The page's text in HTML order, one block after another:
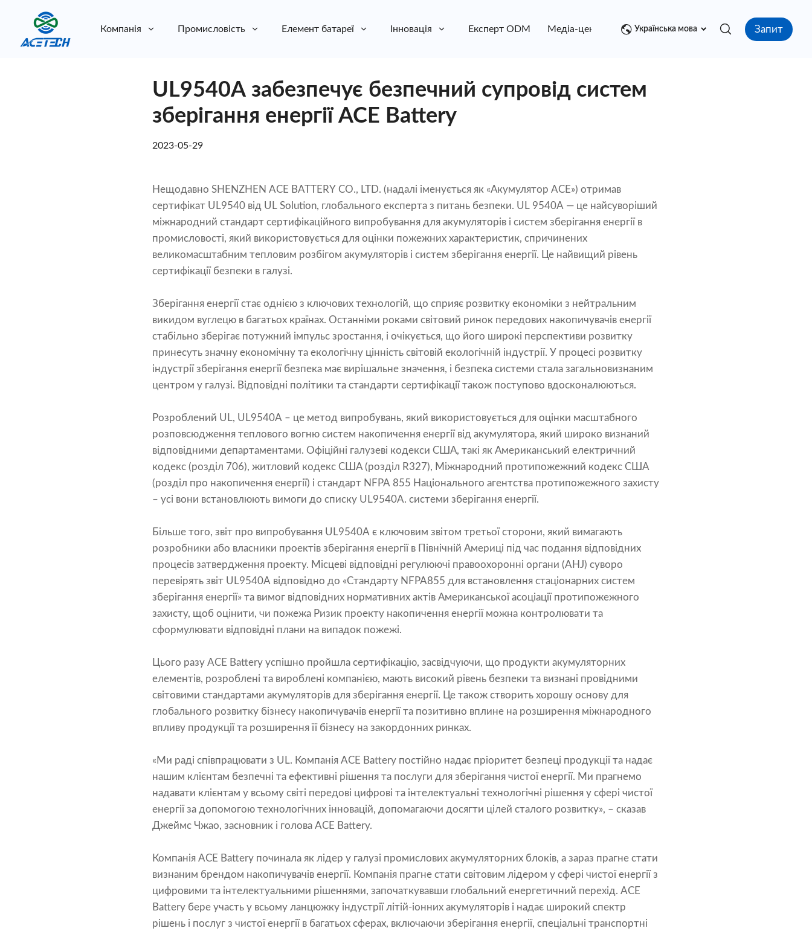
Компанія Промисловість Елемент батареї Інновація Експерт ODM Медіа-центр контакт
Українська мова Запит
UL9540A забезпечує безпечний супровід систем
зберігання енергії ACE Battery
2023-05-29
Нещодавно SHENZHEN ACE BATTERY CO., LTD. (надалі іменується як «Акумулятор ACE») отримав
сертифікат UL9540 від UL Solution, глобального експерта з питань безпеки. UL 9540A — це найсуворіший
міжнародний стандарт сертифікаційного випробування для акумуляторів і систем зберігання енергії в
промисловості, який використовується для оцінки пожежних характеристик, спричинених
великомасштабним тепловим розбігом акумуляторів і систем зберігання енергії. Це найвищий рівень
сертифікації безпеки в галузі.
Зберігання енергії стає однією з ключових технологій, що сприяє розвитку економіки з нейтральним
викидом вуглецю в багатьох країнах. Останніми роками світовий ринок передових накопичувачів енергії
стабільно зберігає потужний імпульс зростання, і очікується, що його широкі перспективи розвитку
принесуть значну економічну та екологічну цінність світовій екологічній індустрії. У процесі розвитку
індустрії зберігання енергії безпека має вирішальне значення, і безпека системи стала загальновизнаним
центром у галузі. Відповідні політики та стандарти сертифікації також поступово вдосконалюються.
Розроблений UL, UL9540A – це метод випробувань, який використовується для оцінки масштабного
розповсюдження теплового вогню систем накопичення енергії від акумулятора, який широко визнаний
відповідними департаментами. Офіційні галузеві кодекси США, такі як Американський електричний
кодекс (розділ 706), житловий кодекс США (розділ R327), Міжнародний протипожежний кодекс США
(розділ про накопичення енергії) і стандарт NFPA 855 Національного агентства протипожежного захисту
– усі вони встановлюють вимоги до списку UL9540A. системи зберігання енергії.
Більше того, звіт про випробування UL9540A є ключовим звітом третьої сторони, який вимагають
розробники або власники проектів зберігання енергії в Північній Америці під час подання відповідних
процесів затвердження проекту. Місцеві відповідні регулюючі правоохоронні органи (AHJ) суворо
перевірять звіт UL9540A відповідно до «Стандарту NFPA855 для встановлення стаціонарних систем
зберігання енергії» та вимог відповідних нормативних актів Американської асоціації протипожежного
захисту, щоб оцінити, чи пожежа Ризик проекту накопичення енергії можна контролювати та
сформулювати відповідні плани на випадок пожежі.
Цього разу ACE Battery успішно пройшла сертифікацію, засвідчуючи, що продукти акумуляторних
елементів, розроблені та вироблені компанією, мають високий рівень безпеки та визнані провідними
світовими стандартами акумуляторів для зберігання енергії. Це також створить хорошу основу для
глобального розвитку бізнесу накопичувачів енергії та позитивно вплине на розширення міжнародного
впливу продукції та розширення її бізнесу на закордонних ринках.
«Ми раді співпрацювати з UL. Компанія ACE Battery постійно надає пріоритет безпеці продукції та надає
нашим клієнтам безпечні та ефективні рішення та послуги для зберігання чистої енергії. Ми прагнемо
надавати клієнтам у всьому світі передові цифрові та інтелектуальні технологічні рішення у сфері чистої
енергії за допомогою технологічних інновацій, допомагаючи досягти цілей сталого розвитку», – сказав
Джеймс Чжао, засновник і голова ACE Battery.
Компанія ACE Battery починала як лідер у галузі промислових акумуляторних блоків, а зараз прагне стати
визнаним брендом накопичувачів енергії. Компанія прагне стати світовим лідером у сфері чистої енергії з
цифровими та інтелектуальними рішеннями, започаткувавши глобальний енергетичний перехід. ACE
Battery бере участь у всьому ланцюжку індустрії літій-іонних акумуляторів і надає широкий спектр
рішень і послуг з чистої енергії в багатьох сферах, включаючи зберігання енергії, спеціальні транспортні